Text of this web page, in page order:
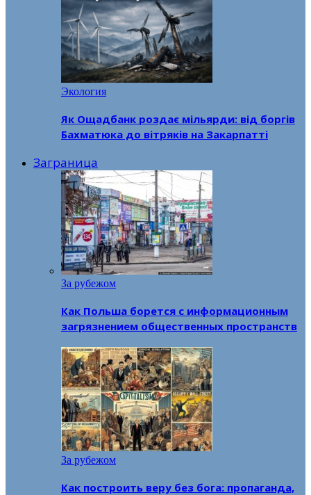
Экология
Як Ощадбанк роздає мільярди: від боргів
Бахматюка до вітряків на Закарпатті
Заграница
За рубежом
Как Польша борется с информационным
загрязнением общественных пространств
За рубежом
Как построить веру без бога: пропаганда,